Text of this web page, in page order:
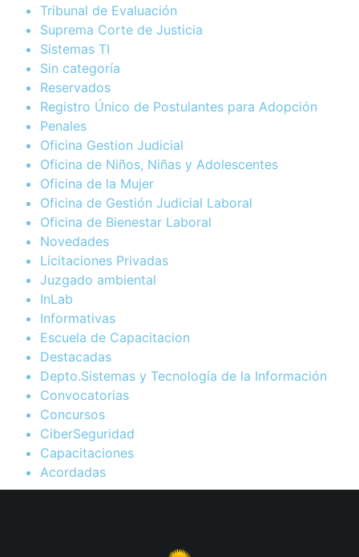
Tribunal de Evaluación
Suprema Corte de Justicia
Sistemas TI
Sin categoría
Reservados
Registro Único de Postulantes para Adopción
Penales
Oficina Gestion Judicial
Oficina de Niños, Niñas y Adolescentes
Oficina de la Mujer
Oficina de Gestión Judicial Laboral
Oficina de Bienestar Laboral
Novedades
Licitaciones Privadas
Juzgado ambiental
InLab
Informativas
Escuela de Capacitacion
Destacadas
Depto.Sistemas y Tecnología de la Información
Convocatorias
Concursos
CiberSeguridad
Capacitaciones
Acordadas